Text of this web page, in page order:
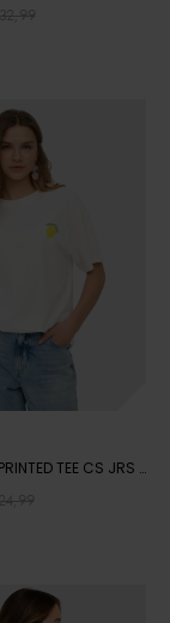
ONLELLE S/S PRINTED TEE CS JRS
-